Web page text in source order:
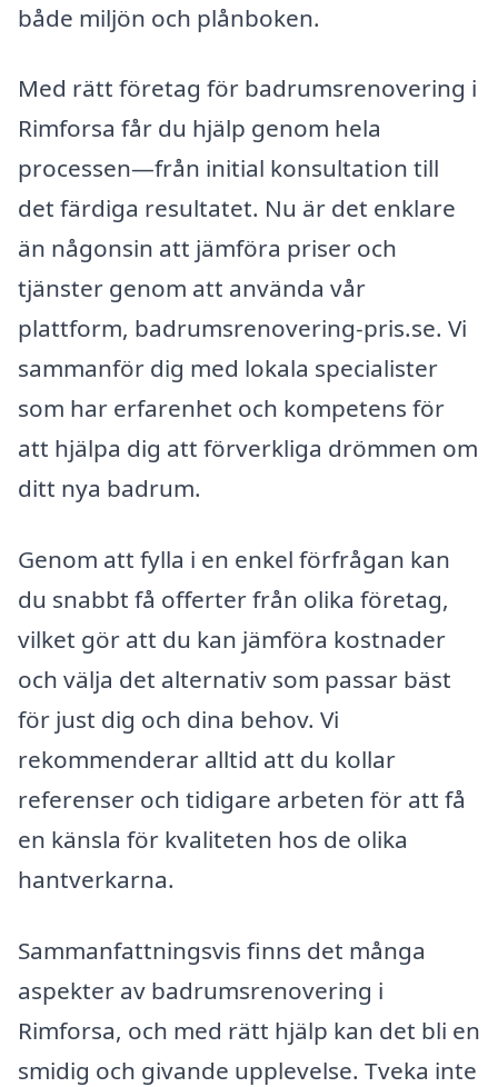
både miljön och plånboken.
Med rätt företag för badrumsrenovering i
Rimforsa får du hjälp genom hela
processen—från initial konsultation till
det färdiga resultatet. Nu är det enklare
än någonsin att jämföra priser och
tjänster genom att använda vår
plattform, badrumsrenovering-pris.se. Vi
sammanför dig med lokala specialister
som har erfarenhet och kompetens för
att hjälpa dig att förverkliga drömmen om
ditt nya badrum.
Genom att fylla i en enkel förfrågan kan
du snabbt få offerter från olika företag,
vilket gör att du kan jämföra kostnader
och välja det alternativ som passar bäst
för just dig och dina behov. Vi
rekommenderar alltid att du kollar
referenser och tidigare arbeten för att få
en känsla för kvaliteten hos de olika
hantverkarna.
Sammanfattningsvis finns det många
aspekter av badrumsrenovering i
Rimforsa, och med rätt hjälp kan det bli en
smidig och givande upplevelse. Tveka inte